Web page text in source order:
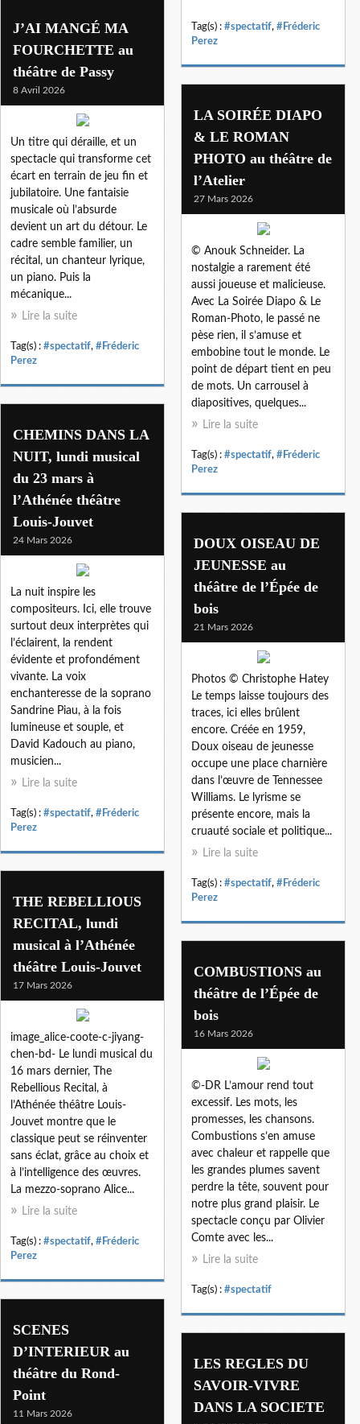
Tag(s) : #spectatif, #Fréderic
Perez
J’AI MANGÉ MA
FOURCHETTE au
théâtre de Passy
8 Avril 2026
Un titre qui déraille, et un
spectacle qui transforme cet
écart en terrain de jeu fin et
jubilatoire. Une fantaisie
musicale où l’absurde
devient un art du détour. Le
cadre semble familier, un
récital, un chanteur lyrique,
un piano. Puis la
mécanique...
Lire la suite
Tag(s) : #spectatif, #Fréderic
Perez
LA SOIRÉE DIAPO
& LE ROMAN
PHOTO au théâtre de
l’Atelier
27 Mars 2026
© Anouk Schneider. La
nostalgie a rarement été
aussi joueuse et malicieuse.
Avec La Soirée Diapo & Le
Roman-Photo, le passé ne
pèse rien, il s’amuse et
embobine tout le monde. Le
point de départ tient en peu
de mots. Un carrousel à
diapositives, quelques...
Lire la suite
Tag(s) : #spectatif, #Fréderic
Perez
CHEMINS DANS LA
NUIT, lundi musical
du 23 mars à
l’Athénée théâtre
Louis-Jouvet
24 Mars 2026
La nuit inspire les
compositeurs. Ici, elle trouve
surtout deux interprètes qui
l’éclairent, la rendent
évidente et profondément
vivante. La voix
enchanteresse de la soprano
Sandrine Piau, à la fois
lumineuse et souple, et
David Kadouch au piano,
musicien...
Lire la suite
Tag(s) : #spectatif, #Fréderic
Perez
DOUX OISEAU DE
JEUNESSE au
théâtre de l’Épée de
bois
21 Mars 2026
Photos © Christophe Hatey
Le temps laisse toujours des
traces, ici elles brûlent
encore. Créée en 1959,
Doux oiseau de jeunesse
occupe une place charnière
dans l’œuvre de Tennessee
Williams. Le lyrisme se
présente encore, mais la
cruauté sociale et politique...
Lire la suite
Tag(s) : #spectatif, #Fréderic
Perez
THE REBELLIOUS
RECITAL, lundi
musical à l’Athénée
théâtre Louis-Jouvet
17 Mars 2026
image_alice-coote-c-jiyang-
chen-bd- Le lundi musical du
16 mars dernier, The
Rebellious Recital, à
l’Athénée théâtre Louis-
Jouvet montre que le
classique peut se réinventer
sans éclat, grâce au choix et
à l’intelligence des œuvres.
La mezzo-soprano Alice...
Lire la suite
Tag(s) : #spectatif, #Fréderic
Perez
COMBUSTIONS au
théâtre de l’Épée de
bois
16 Mars 2026
©-DR L’amour rend tout
excessif. Les mots, les
promesses, les chansons.
Combustions s’en amuse
avec chaleur et rappelle que
les grandes plumes savent
perdre la tête, souvent pour
notre plus grand plaisir. Le
spectacle conçu par Olivier
Comte avec les...
Lire la suite
Tag(s) : #spectatif
SCENES
D’INTERIEUR au
théâtre du Rond-
Point
11 Mars 2026
LES REGLES DU
SAVOIR-VIVRE
DANS LA SOCIETE